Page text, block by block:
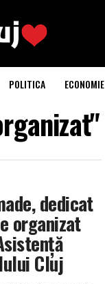
POLITICA ECONOMIE
dedicat
organizat
Cluj